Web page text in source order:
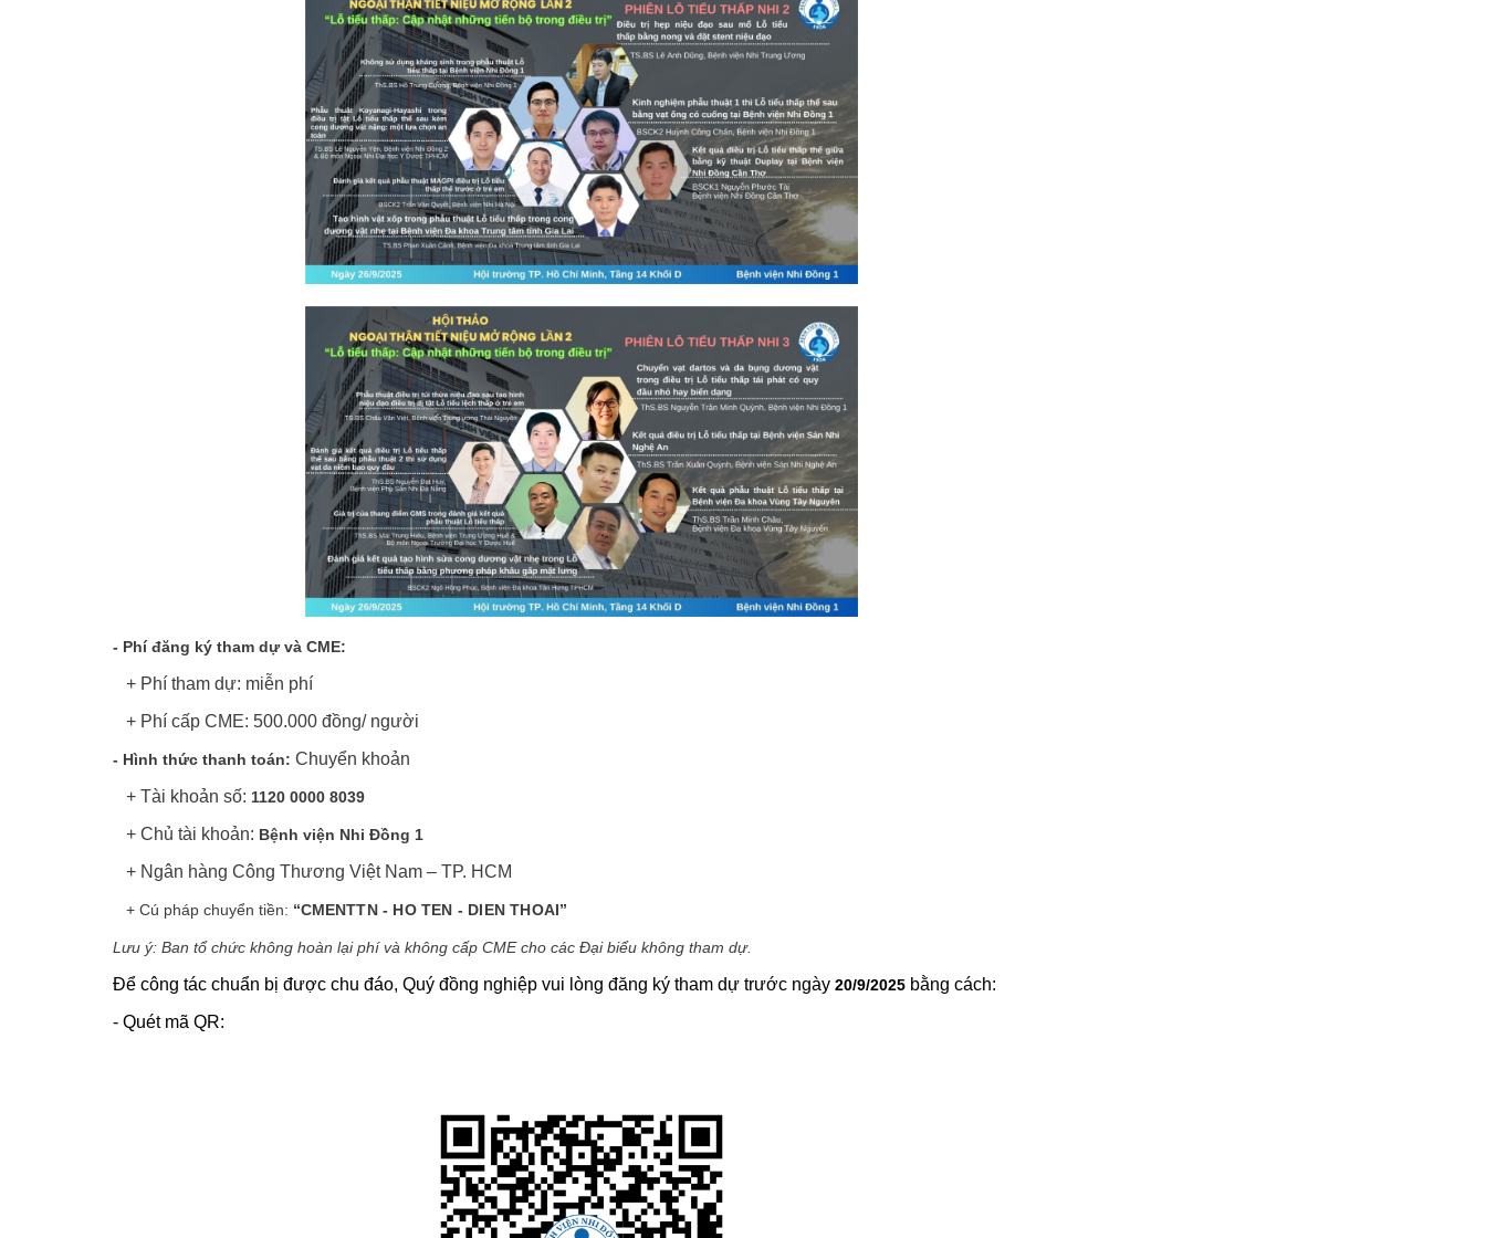
- Phí đăng ký tham dự và CME:
+ Phí tham dự: miễn phí
+ Phí cấp CME: 500.000 đồng/ người
- Hình thức thanh toán: Chuyển khoản
+ Tài khoản số: 1120 0000 8039
+ Chủ tài khoản: Bệnh viện Nhi Đồng 1
+ Ngân hàng Công Thương Việt Nam – TP. HCM
+ Cú pháp chuyển tiền: “CMENTTN - HO TEN - DIEN THOAI”
Lưu ý: Ban tổ chức không hoàn lại phí và không cấp CME cho các Đại biểu không tham dự.
Để công tác chuẩn bị được chu đáo, Quý đồng nghiệp vui lòng đăng ký tham dự trước ngày 20/9/2025 bằng cách:
- Quét mã QR: